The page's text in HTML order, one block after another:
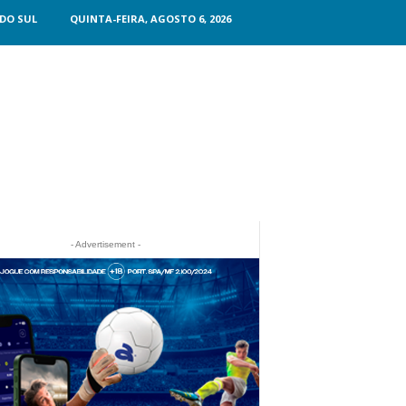
SUL QUINTA-FEIRA, AGOSTO 6, 2026
- Advertisement -